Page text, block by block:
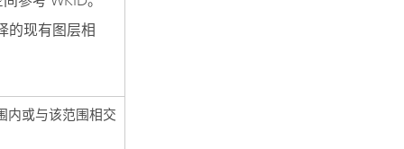
的现有图层相
内或与该范围相交